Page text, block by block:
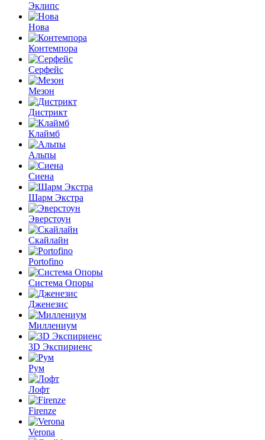
Эклипс
Нова
Контемпора
Серфейс
Мезон
Дистрикт
Клаймб
Альпы
Сиена
Шарм Экстра
Эверстоун
Скайлайн
Portofino
Система Опоры
Дженезис
Миллениум
3D Экспириенс
Рум
Лофт
Firenze
Verona